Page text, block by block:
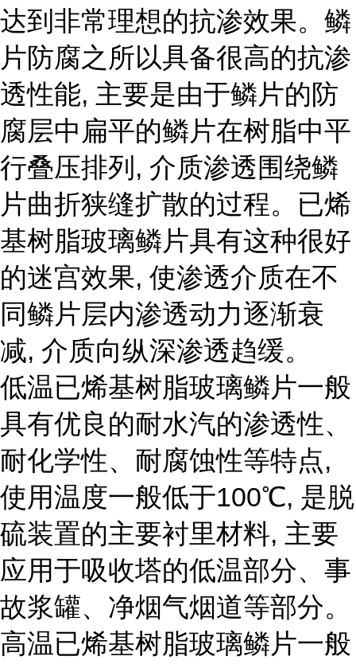
达到非常理想的抗渗效果。鳞
片防腐之所以具备很高的抗渗
透性能, 主要是由于鳞片的防
腐层中扁平的鳞片在树脂中平
行叠压排列, 介质渗透围绕鳞
片曲折狭缝扩散的过程。已烯
基树脂玻璃鳞片具有这种很好
的迷宫效果, 使渗透介质在不
同鳞片层内渗透动力逐渐衰
减, 介质向纵深渗透趋缓。
低温已烯基树脂玻璃鳞片一般
具有优良的耐水汽的渗透性、
耐化学性、耐腐蚀性等特点,
使用温度一般低于100℃, 是脱
硫装置的主要衬里材料, 主要
应用于吸收塔的低温部分、事
故浆罐、净烟气烟道等部分。
高温已烯基树脂玻璃鳞片一般